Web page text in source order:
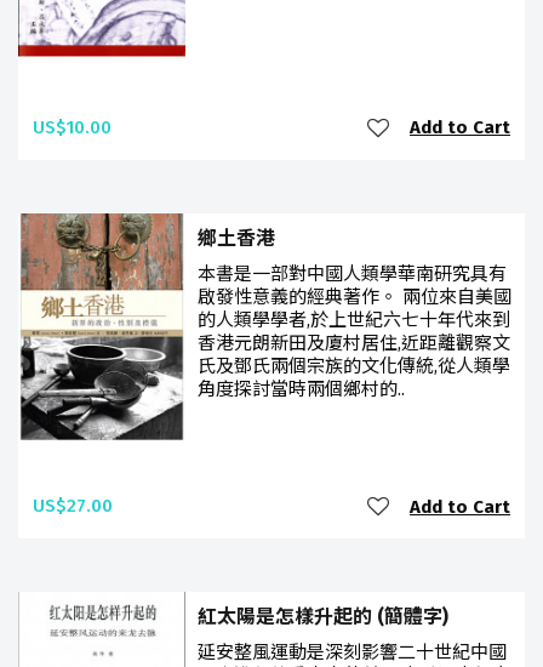
US$10.00 Add to Cart
鄉土香港
本書是一部對中國人類學華南研究具有
啟發性意義的經典著作。 兩位來自美國
的人類學學者,於上世紀六七十年代來到
香港元朗新田及廈村居住,近距離觀察文
氏及鄧氏兩個宗族的文化傳統,從人類學
角度探討當時兩個鄉村的..
US$27.00 Add to Cart
紅太陽是怎樣升起的 (簡體字)
延安整風運動是深刻影響二十世紀中國